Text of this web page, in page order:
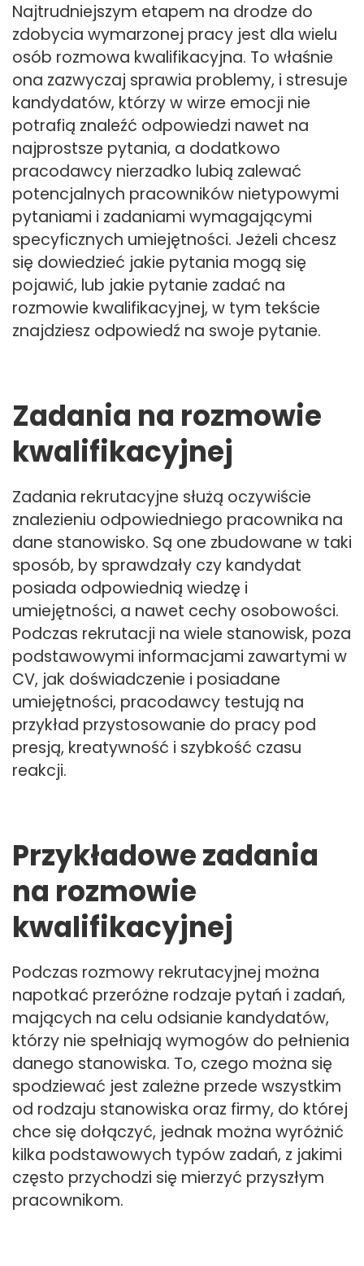
Najtrudniejszym etapem na drodze do
zdobycia wymarzonej pracy jest dla wielu
osób rozmowa kwalifikacyjna. To właśnie
ona zazwyczaj sprawia problemy, i stresuje
kandydatów, którzy w wirze emocji nie
potrafią znaleźć odpowiedzi nawet na
najprostsze pytania, a dodatkowo
pracodawcy nierzadko lubią zalewać
potencjalnych pracowników nietypowymi
pytaniami i zadaniami wymagającymi
specyficznych umiejętności. Jeżeli chcesz
się dowiedzieć jakie pytania mogą się
pojawić, lub jakie pytanie zadać na
rozmowie kwalifikacyjnej, w tym tekście
znajdziesz odpowiedź na swoje pytanie.
Zadania na rozmowie
kwalifikacyjnej
Zadania rekrutacyjne służą oczywiście
znalezieniu odpowiedniego pracownika na
dane stanowisko. Są one zbudowane w taki
sposób, by sprawdzały czy kandydat
posiada odpowiednią wiedzę i
umiejętności, a nawet cechy osobowości.
Podczas rekrutacji na wiele stanowisk, poza
podstawowymi informacjami zawartymi w
CV, jak doświadczenie i posiadane
umiejętności, pracodawcy testują na
przykład przystosowanie do pracy pod
presją, kreatywność i szybkość czasu
reakcji.
Przykładowe zadania
na rozmowie
kwalifikacyjnej
Podczas rozmowy rekrutacyjnej można
napotkać przeróżne rodzaje pytań i zadań,
mających na celu odsianie kandydatów,
którzy nie spełniają wymogów do pełnienia
danego stanowiska. To, czego można się
spodziewać jest zależne przede wszystkim
od rodzaju stanowiska oraz firmy, do której
chce się dołączyć, jednak można wyróżnić
kilka podstawowych typów zadań, z jakimi
często przychodzi się mierzyć przyszłym
pracownikom.